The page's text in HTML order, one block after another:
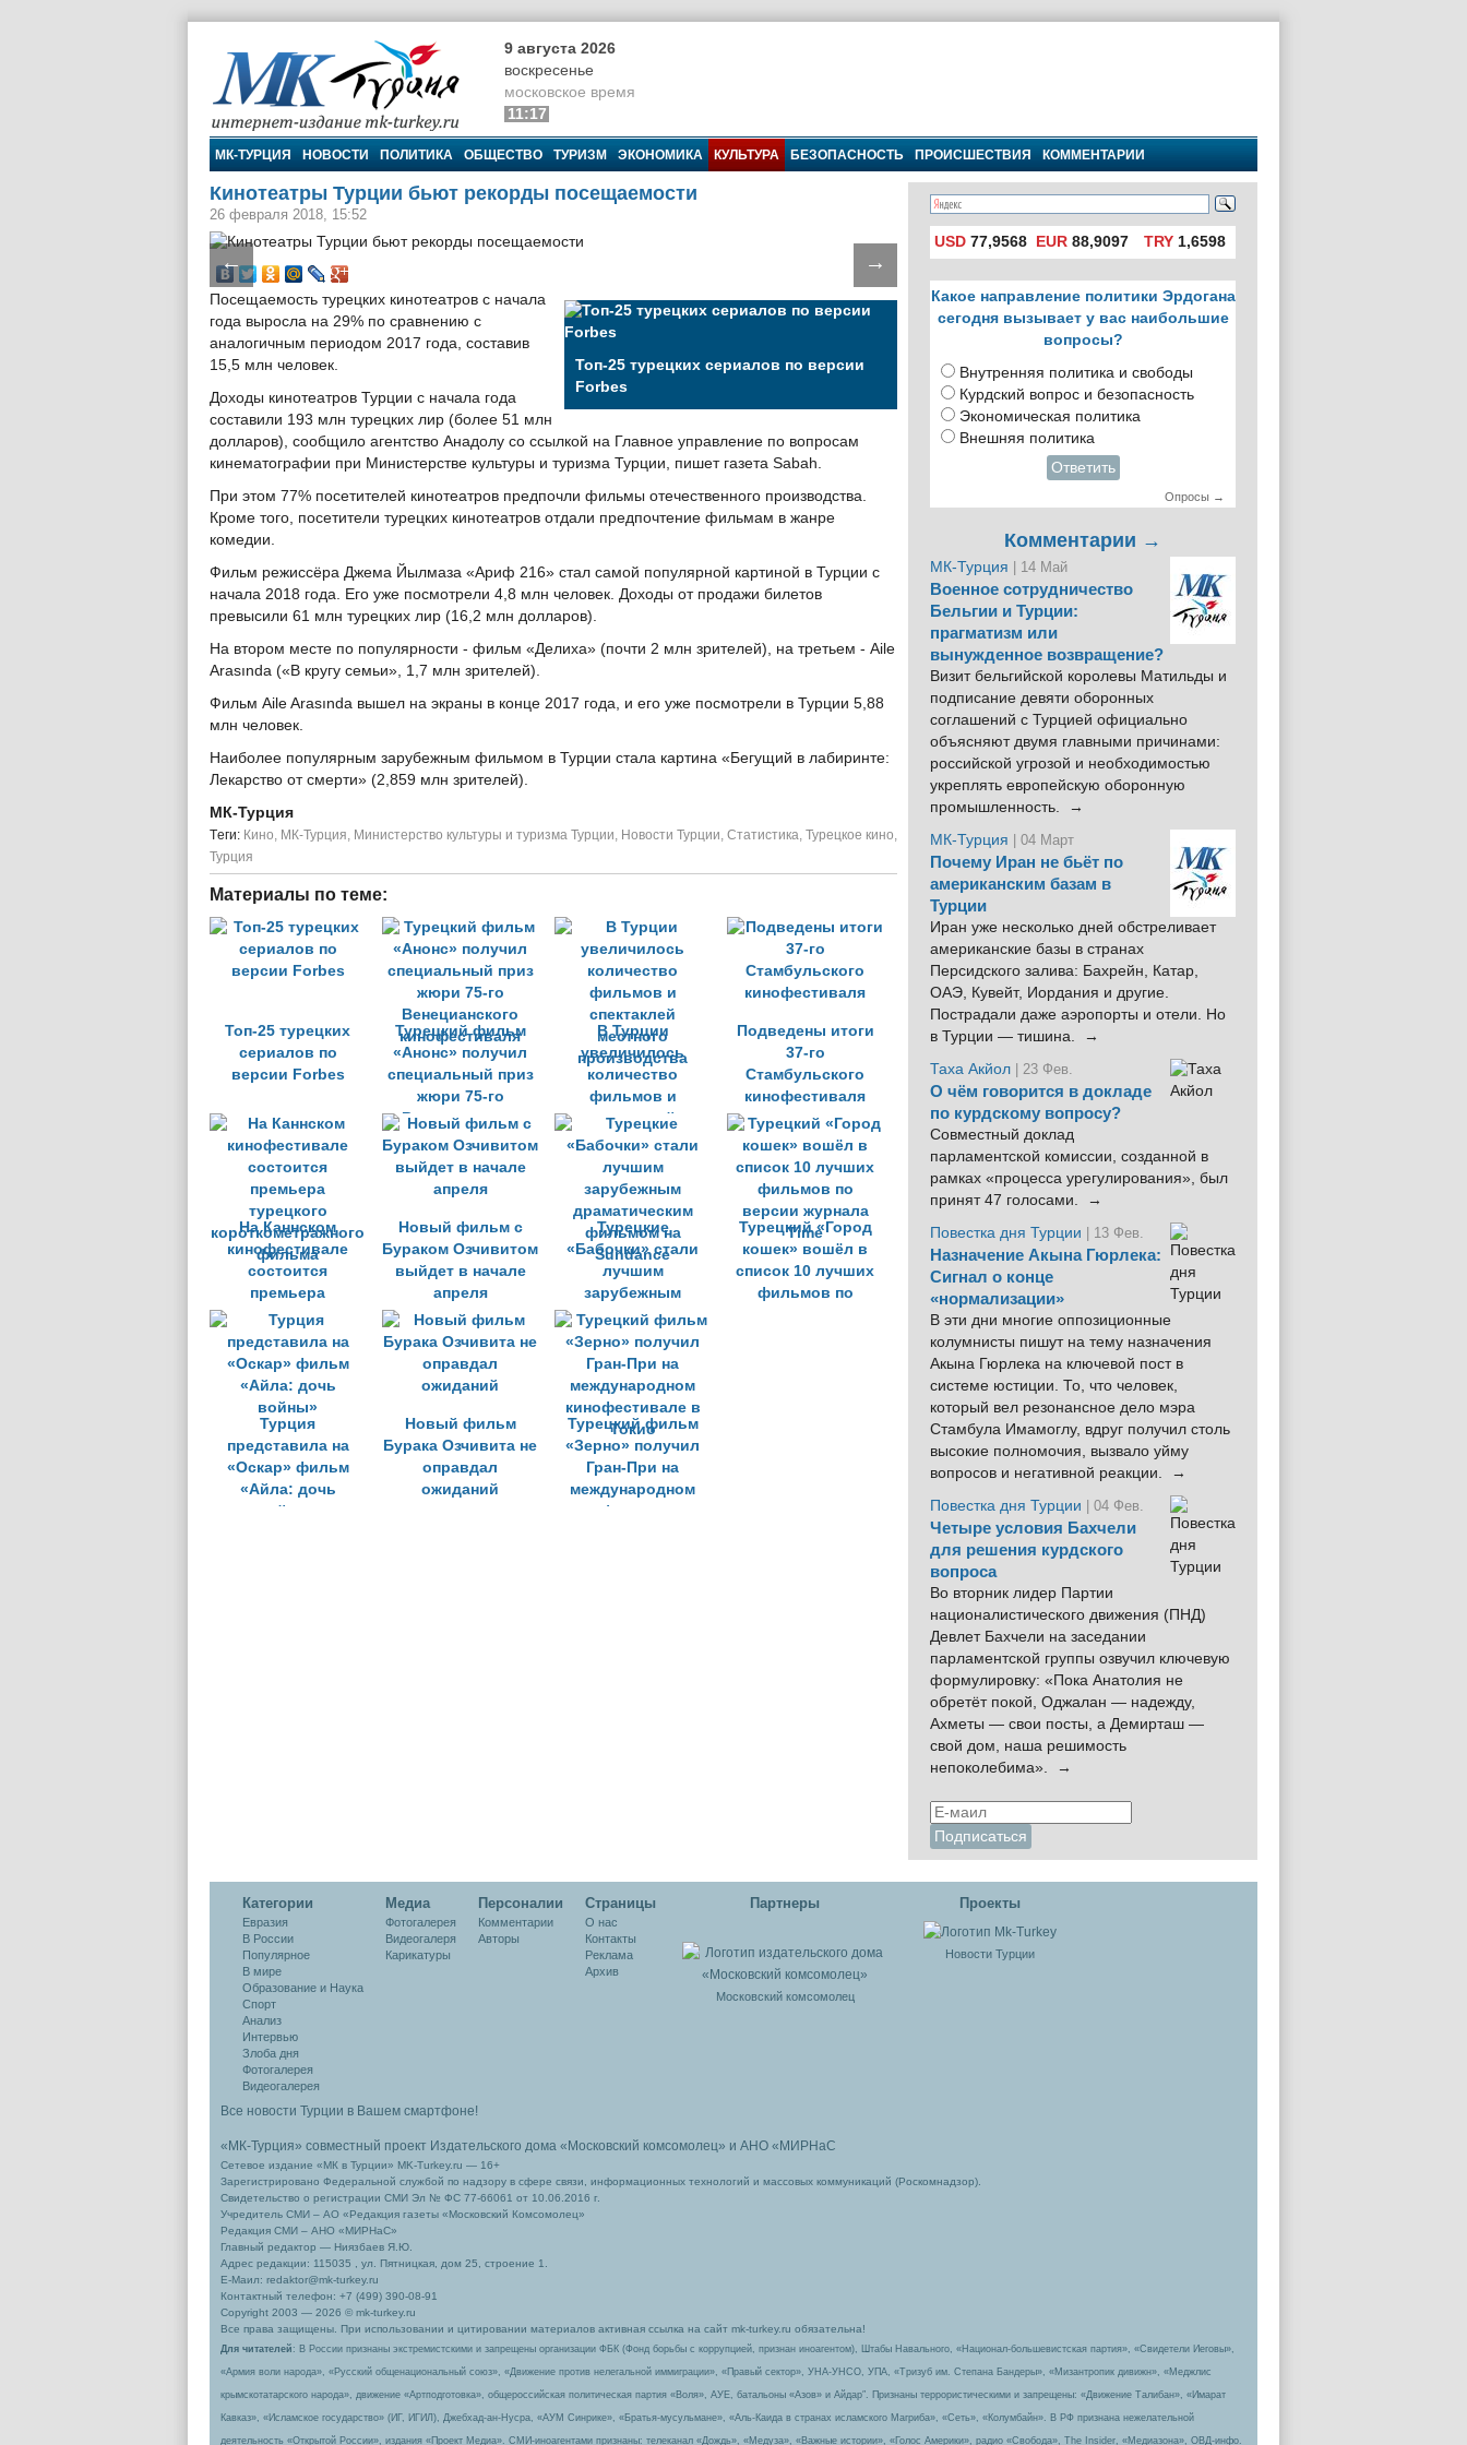
МК-Турция
9 августа 2026
воскресенье
московское время
11:17
МК-ТУРЦИЯ НОВОСТИ ПОЛИТИКА ОБЩЕСТВО ТУРИЗМ ЭКОНОМИКА КУЛЬТУРА БЕЗОПАСНОСТЬ ПРОИСШЕСТВИЯ КОММЕНТАРИИ
Кинотеатры Турции бьют рекорды посещаемости
26 февраля 2018, 15:52
← →
Топ-25 турецких сериалов по версии
Forbes
Посещаемость турецких кинотеатров с начала
года выросла на 29% по сравнению с
аналогичным периодом 2017 года, составив
15,5 млн человек.
Доходы кинотеатров Турции с начала года
составили 193 млн турецких лир (более 51 млн
долларов), сообщило агентство Анадолу со ссылкой на Главное управление по вопросам
кинематографии при Министерстве культуры и туризма Турции, пишет газета Sabah.
При этом 77% посетителей кинотеатров предпочли фильмы отечественного производства.
Кроме того, посетители турецких кинотеатров отдали предпочтение фильмам в жанре
комедии.
Фильм режиссёра Джема Йылмаза «Ариф 216» стал самой популярной картиной в Турции с
начала 2018 года. Его уже посмотрели 4,8 млн человек. Доходы от продажи билетов
превысили 61 млн турецких лир (16,2 млн долларов).
На втором месте по популярности - фильм «Делиха» (почти 2 млн зрителей), на третьем - Aile
Arasında («В кругу семьи», 1,7 млн зрителей).
Фильм Aile Arasında вышел на экраны в конце 2017 года, и его уже посмотрели в Турции 5,88
млн человек.
Наиболее популярным зарубежным фильмом в Турции стала картина «Бегущий в лабиринте:
Лекарство от смерти» (2,859 млн зрителей).
МК-Турция
Tеги: Кино, МК-Турция, Министерство культуры и туризма Турции, Новости Турции, Статистика, Турецкое кино,
Турция
Материалы по теме:
Топ-25 турецких
сериалов по
версии Forbes
Турецкий фильм
«Анонс» получил
специальный приз
жюри 75-го
Венецианского
кинофестиваля
В Турции
увеличилось
количество
фильмов и
спектаклей
местного
производства
Подведены итоги
37-го
Стамбульского
кинофестиваля
На Каннском
кинофестивале
состоится
премьера
турецкого
короткометражного
фильма
Новый фильм с
Бураком Озчивитом
выйдет в начале
апреля
Турецкие
«Бабочки» стали
лучшим
зарубежным
драматическим
фильмом на
Sundance
Турецкий «Город
кошек» вошёл в
список 10 лучших
фильмов по
Турция
представила на
«Оскар» фильм
«Айла: дочь
войны»
Новый фильм
Бурака Озчивита не
оправдал
ожиданий
Турецкий фильм
«Зерно» получил
Гран-При на
международном
кинофестивале в
USD 77,9568 EUR 88,9097 TRY1,6598
Какое направление политики Эрдогана
сегодня вызывает у вас наибольшие
вопросы?
Внутренняя политика и свободы
Курдский вопрос и безопасность
Экономическая политика
Внешняя политика
Ответить
Опросы →
Комментарии →
МК-Турция | 14 Май
Военное сотрудничество
Бельгии и Турции:
прагматизм или
вынужденное возвращение?
Визит бельгийской королевы Матильды и
подписание девяти оборонных
соглашений с Турцией официально
объясняют двумя главными причинами:
российской угрозой и необходимостью
укреплять европейскую оборонную
промышленность. →
МК-Турция
| 04 Март
Почему Иран не бьёт по
американским базам в
Турции
Иран уже несколько дней обстреливает
американские базы в странах
Персидского залива: Бахрейн, Катар,
ОАЭ, Кувейт, Иордания и другие.
Пострадали даже аэропорты и отели. Но
в Турции — тишина. →
Таха Акйол | 23 Фев.
О чём говорится в докладе
по курдскому вопросу?
Совместный доклад
парламентской комиссии, созданной в
рамках «процесса урегулирования», был
принят 47 голосами. →
Повестка дня Турции
| 13 Фев.
Назначение Акына Гюрлека:
Сигнал о конце
«нормализации»
В эти дни многие оппозиционные
колумнисты пишут на тему назначения
Акына Гюрлека на ключевой пост в
системе юстиции. То, что человек,
который вел резонансное дело мэра
Стамбула Имамоглу, вдруг получил столь
высокие полномочия, вызвало уйму
вопросов и негативной реакции. →
Повестка дня Турции
| 04 Фев.
Четыре условия Бахчели
для решения курдского
вопроса
Во вторник лидер Партии
националистического движения (ПНД)
Девлет Бахчели на заседании
парламентской группы озвучил ключевую
формулировку: «Пока Анатолия не
обретёт покой, Оджалан — надежду,
Ахметы — свои посты, а Демирташ —
свой дом, наша решимость
непоколебима». →
Категории
Евразия
В России
Популярное
В мире
Образование и Наука
Спорт
Анализ
Интервью
Злоба дня
Фотогалерея
Видеогалерея
Медиа
Фотогалерея
Видеогалеря
Карикатуры
Персоналии
Комментарии
Авторы
Cтраницы
О нас
Контакты
Реклама
Архив
Партнеры
Московский комсомолец
Проекты
Новости Турции
Все новости Турции в Вашем смартфоне!
«МК-Турция» совместный проект Издательского дома «Московский комсомолец» и АНО «МИРНаС
Сетевое издание «МК в Турции» MK-Turkey.ru — 16+
Зарегистрировано Федеральной службой по надзору в сфере связи, информационных технологий и массовых коммуникаций (Роскомнадзор).
Свидетельство о регистрации СМИ Эл № ФС 77-66061 от 10.06.2016 г.
Учредитель СМИ – АО «Редакция газеты «Московский Комсомолец»
Редакция СМИ – АНО «МИРНаС»
Главный редактор — Ниязбаев Я.Ю.
Адрес редакции: 115035 , ул. Пятницкая, дом 25, строение 1.
Е-Маил: redaktor@mk-turkey.ru
Контактный телефон: +7 (499) 390-08-91
Copyright 2003 — 2026 © mk-turkey.ru
Все права защищены. При использовании и цитировании материалов активная ссылка на сайт mk-turkey.ru обязательна!
Для читателей : В России признаны экстремистскими и запрещены организации ФБК (Фонд борьбы с коррупцией, признан иноагентом), Штабы Навального, «Национал-большевистская партия», «Свидетели Иеговы»,
«Армия воли народа», «Русский общенациональный союз», «Движение против нелегальной иммиграции», «Правый сектор», УНА-УНСО, УПА, «Тризуб им. Степана Бандеры», «Мизантропик дивижн», «Меджлис
крымскотатарского народа», движение «Артподготовка», общероссийская политическая партия «Воля», АУЕ, батальоны «Азов» и Айдар″. Признаны террористическими и запрещены: «Движение Талибан», «Имарат
Кавказ», «Исламское государство» (ИГ, ИГИЛ), Джебхад-ан-Нусра, «АУМ Синрике», «Братья-мусульмане», «Аль-Каида в странах исламского Магриба», «Сеть», «Колумбайн». В РФ признана нежелательной
деятельность «Открытой России», издания «Проект Медиа». СМИ-иноагентами признаны: телеканал «Дождь», «Медуза», «Важные истории», «Голос Америки», радио «Свобода», The Insider, «Медиазона», ОВД-инфо.